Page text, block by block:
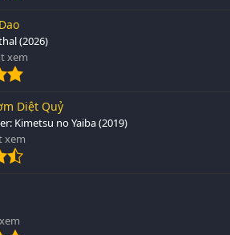
(2026)
xem
Diệt Quỷ
Kimetsu no Yaiba (2019)
xem